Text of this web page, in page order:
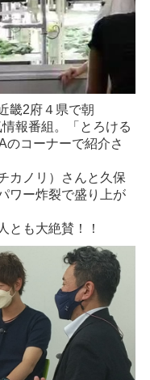
畿2府４県で朝
報番組。「とろける
のコーナーで紹介さ
カノリ）さんと久保
ワー炸裂で盛り上が
とも大絶賛！！